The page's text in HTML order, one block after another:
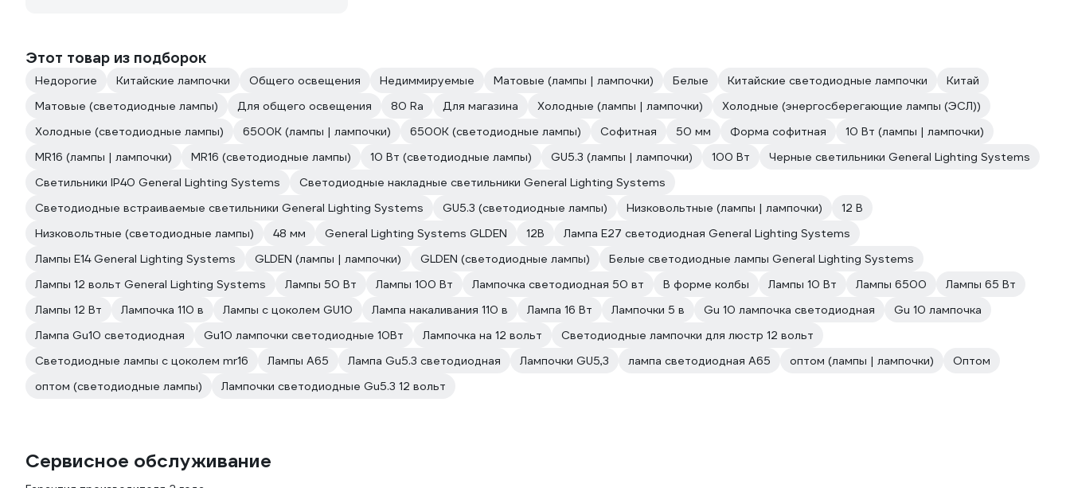
Этот товар из подборок
Недорогие Китайские лампочки Общего освещения Недиммируемые Матовые (лампы | лампочки) Белые Китайские светодиодные лампочки
Китай
Матовые (светодиодные лампы)
Для общего освещения 80 Ra Для магазина Холодные (лампы | лампочки)
Холодные (энергосберегающие лампы (ЭСЛ))
Холодные (светодиодные лампы)
6500К (лампы | лампочки) 6500К (светодиодные лампы) Софитная 50 мм Форма софитная
10 Вт (лампы | лампочки)
MR16 (лампы | лампочки)
MR16 (светодиодные лампы) 10 Вт (светодиодные лампы) GU5.3 (лампы | лампочки) 100 Вт
Черные светильники General Lighting Systems
Светильники IP40 General Lighting Systems
Светодиодные накладные светильники General Lighting Systems
Светодиодные встраиваемые светильники General Lighting Systems
GU5.3 (светодиодные лампы) Низковольтные (лампы | лампочки)
12 В
Низковольтные (светодиодные лампы)
48 мм General Lighting Systems GLDEN 12В
Лампа E27 светодиодная General Lighting Systems
Лампы E14 General Lighting Systems
GLDEN (лампы | лампочки) GLDEN (светодиодные лампы)
Белые светодиодные лампы General Lighting Systems
Лампы 12 вольт General Lighting Systems
Лампы 50 Вт Лампы 100 Вт Лампочка светодиодная 50 вт В форме колбы Лампы 10 Вт Лампы 6500
Лампы 65 Вт
Лампы 12 Вт
Лампочка 110 в Лампы с цоколем GU10 Лампа накаливания 110 в Лампа 16 Вт Лампочки 5 в Gu 10 лампочка светодиодная
Gu 10 лампочка
Лампа Gu10 светодиодная
Gu10 лампочки светодиодные 10Вт Лампочка на 12 вольт
Светодиодные лампочки для люстр 12 вольт
Светодиодные лампы с цоколем mr16
Лампы А65 Лампа Gu5.3 светодиодная Лампочки GU5,3 лампа светодиодная А65 оптом (лампы | лампочки)
Оптом
оптом (светодиодные лампы)
Лампочки светодиодные Gu5.3 12 вольт
Сервисное обслуживание